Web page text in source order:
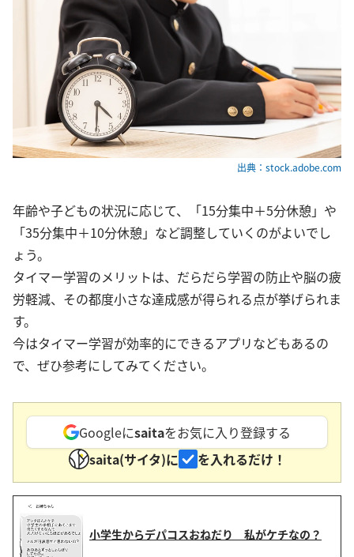
出典：stock.adobe.com
年齢や子どもの状況に応じて、「15分集中＋5分休憩」や
「35分集中＋10分休憩」など調整していくのがよいでし
ょう。
タイマー学習のメリットは、だらだら学習の防止や脳の疲
労軽減、その都度小さな達成感が得られる点が挙げられま
す。
今はタイマー学習が効率的にできるアプリなどもあるの
で、ぜひ参考にしてみてください。
Googleにsaitaをお気に入り登録する
saita(サイタ)に
を入れるだけ！
小学生からデパコスおねだり 私がケチなの？